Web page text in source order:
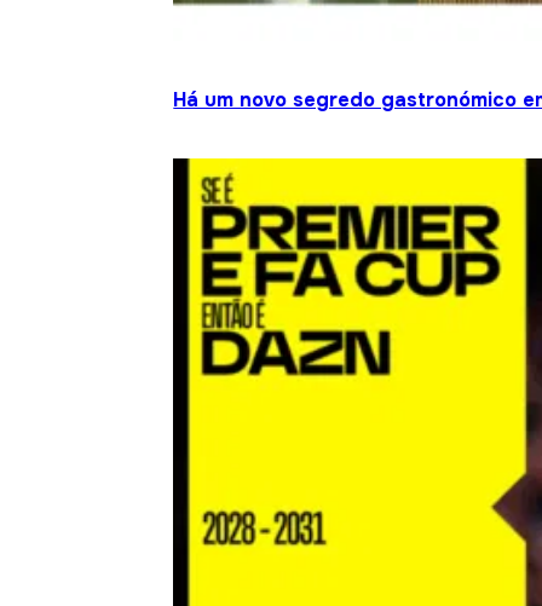
Há um novo segredo gastronómico